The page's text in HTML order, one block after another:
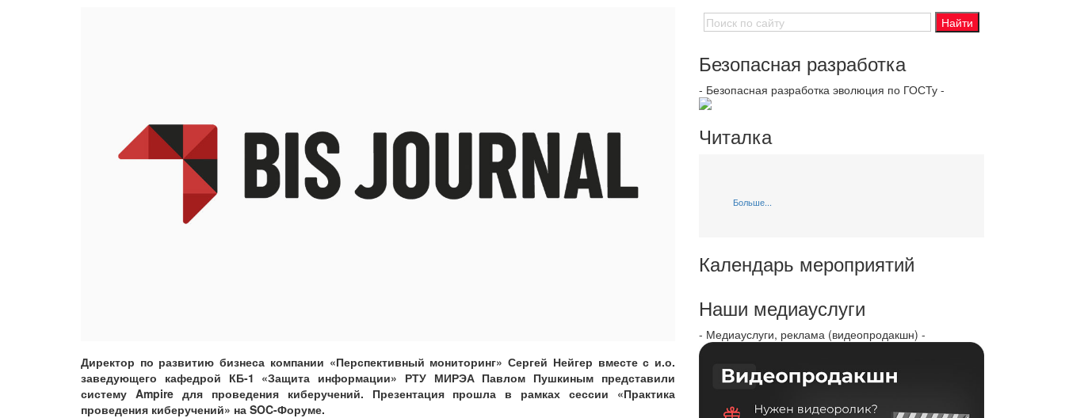
Директор по развитию бизнеса компании «Перспективный мониторинг» Сергей Нейгер вместе с и.о.
заведующего кафедрой КБ-1 «Защита информации» РТУ МИРЭА Павлом Пушкиным представили
систему Ampire для проведения киберучений. Презентация прошла в рамках сессии «Практика
проведения киберучений» на SOC-Форуме.
Безопасная разработка
- Безопасная разработка эволюция по ГОСТу -
Читалка
Больше...
Календарь мероприятий
Наши медиауслуги
- Медиауслуги, реклама (видеопродакшн) -